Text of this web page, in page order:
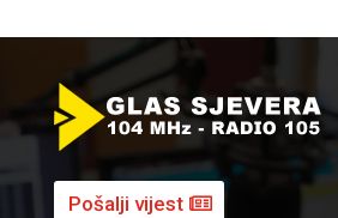
Pošalji vijest